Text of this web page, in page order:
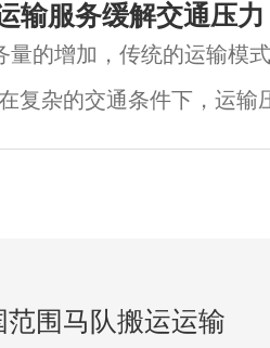
够成熟。如果我们能够充
素，我们自然会在未来的
输服务缓解交通压力
量的增加，传统的运输模
复杂的交通条件下，运输
整合高质量的运输资源，
范围马队搬运运输